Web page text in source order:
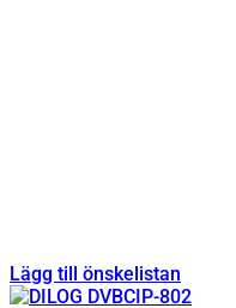
Lägg till önskelistan